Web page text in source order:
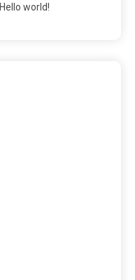
Hello world!